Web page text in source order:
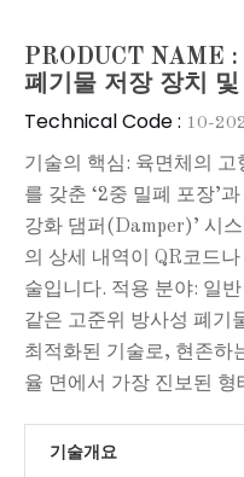
PRODUCT NAME
폐기물 저장 장치 및
Technical Code : 10-
기술의 핵심: 육면체의
를 갖춘 ‘2중 밀폐 포장’
강화 댐퍼(Damper)’ 시
의 상세 내역이 QR코드
술입니다. 적용 분야: 일
같은 고준위 방사성 폐기
최적화된 기술로, 현존하
율 면에서 가장 진보된 형
기술개요